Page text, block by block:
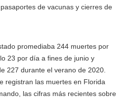
de vacunas y cierres de
promediaba 244 muertes por
23 por día a fines de junio y
227 durante el verano de 2020.
registran las muertes en Florida
las cifras más recientes sobre